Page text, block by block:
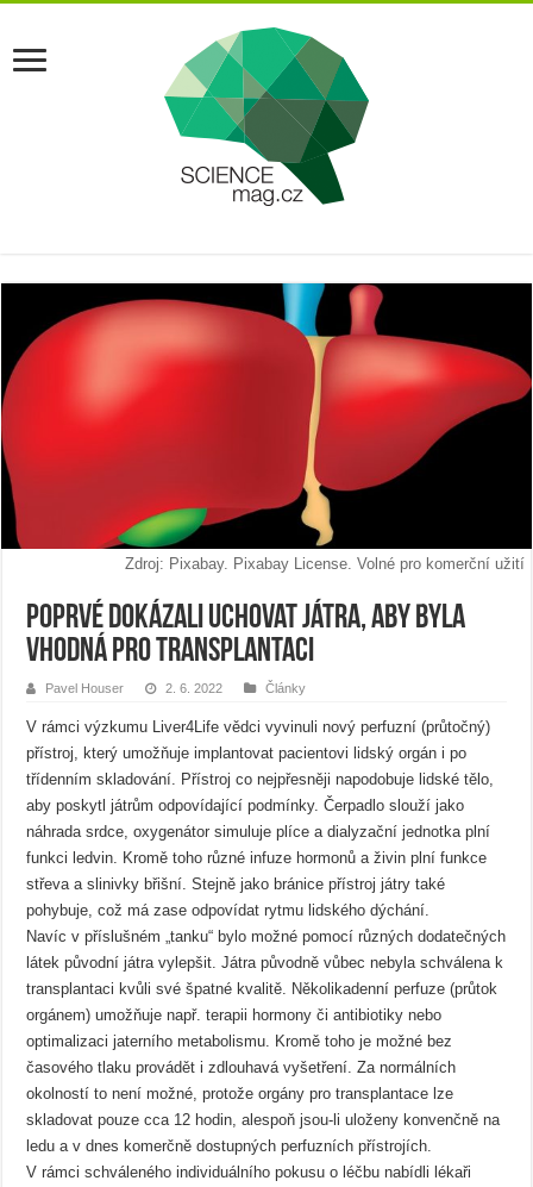
Zdroj: Pixabay. Pixabay License. Volné pro komerční užití
Poprvé dokázali uchovat játra, aby byla
vhodná pro transplantaci
Pavel Houser 2. 6. 2022 Články
V rámci výzkumu Liver4Life vědci vyvinuli nový perfuzní (průtočný)
přístroj, který umožňuje implantovat pacientovi lidský orgán i po
třídenním skladování. Přístroj co nejpřesněji napodobuje lidské tělo,
aby poskytl játrům odpovídající podmínky. Čerpadlo slouží jako
náhrada srdce, oxygenátor simuluje plíce a dialyzační jednotka plní
funkci ledvin. Kromě toho různé infuze hormonů a živin plní funkce
střeva a slinivky břišní. Stejně jako bránice přístroj játry také
pohybuje, což má zase odpovídat rytmu lidského dýchání.
Navíc v příslušném „tanku“ bylo možné pomocí různých dodatečných
látek původní játra vylepšit. Játra původně vůbec nebyla schválena k
transplantaci kvůli své špatné kvalitě. Několikadenní perfuze (průtok
orgánem) umožňuje např. terapii hormony či antibiotiky nebo
optimalizaci jaterního metabolismu. Kromě toho je možné bez
časového tlaku provádět i zdlouhavá vyšetření. Za normálních
okolností to není možné, protože orgány pro transplantace lze
skladovat pouze cca 12 hodin, alespoň jsou-li uloženy konvenčně na
ledu a v dnes komerčně dostupných perfuzních přístrojích.
V rámci schváleného individuálního pokusu o léčbu nabídli lékaři